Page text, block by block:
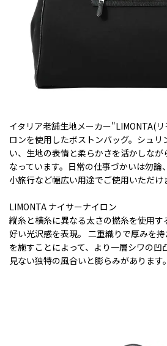
イタリア老舗生地メーカー"LIMONTA(
ロンを使用したボストンバッグ。シュリ
い、生地の表情と柔らかさを活かしなが
なっています。日常の仕事づかいは勿論
小旅行など幅広い用途でご使用いただけ
LIMONTA ナイサーナイロン
縦糸と横糸に異なる太さの撚糸を使用す
好い光沢感を表現。 二重織りで厚みを
を施すことによって、より一層シワの凹
見ない独特の風合いと膨らみがあります。